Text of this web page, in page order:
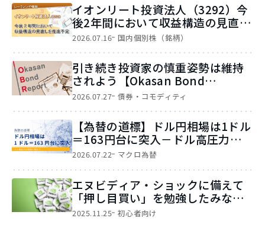
2026.07.16
イオンリート投資法人（3292）今
後2年間において収益構造の見直し
を推進予定国内個別株（銘柄）
2026.07.27
引き続き投資家の慎重姿勢は維持
されよう【Okasan Bond
Report】債券・コモディティ
2026.07.22
【為替の道標】ドル円相場は1ドル
＝163円台に突入－ドル高圧力は根
強く残ろう－
マクロ為替
2025.11.25
エヌビディア・ショックに備えて
「押し目買い」を勉強したみなさ
まへ
初心者向け